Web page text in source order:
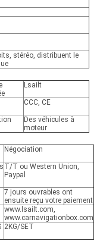
stéréo, distribuent le
Lsailt
CCC, CE
Des véhicules à
moteur
Négociation
T/T ou Western Union,
Paypal
7 jours ouvrables ont
ensuite reçu votre paiement
www.lsailt.com,
www.carnavigationbox.com
2KG/SET